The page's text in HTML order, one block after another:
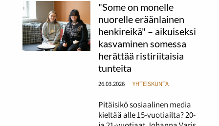
"Some on monelle
nuorelle eräänlainen
henkireikä" – aikuiseksi
kasvaminen somessa
herättää ristiriitaisia
tunteita
26.03.2026 YHTEISKUNTA
Pitäisikö sosiaalinen media
kieltää alle 15-vuotiailta? 20-